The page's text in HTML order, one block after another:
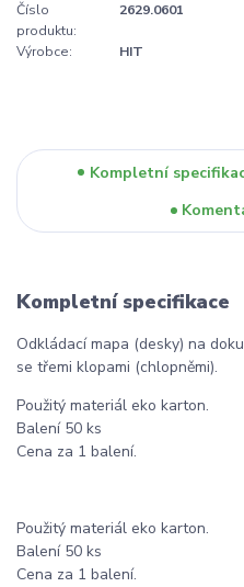
Číslo
produktu:
2629.0601
Výrobce: HIT
Kompletní
Kompletní specifikace
Odkládací mapa (desky) na
se třemi klopami (chlopněmi).
Použitý materiál eko karton.
Balení 50 ks
Cena za 1 balení.
Použitý materiál eko karton.
Balení 50 ks
Cena za 1 balení.